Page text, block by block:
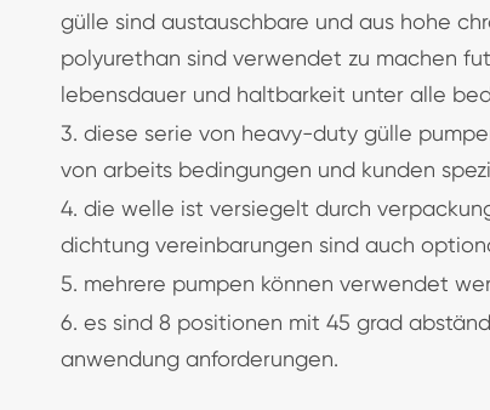
gülle sind austauschbare und aus hohe
polyurethan sind verwendet zu machen
lebensdauer und haltbarkeit unter alle
3. diese serie von heavy-duty gülle
von arbeits bedingungen und kunden
4. die welle ist versiegelt durch
dichtung vereinbarungen sind auch
5. mehrere pumpen können verwendet
6. es sind 8 positionen mit 45 grad
anwendung anforderungen.